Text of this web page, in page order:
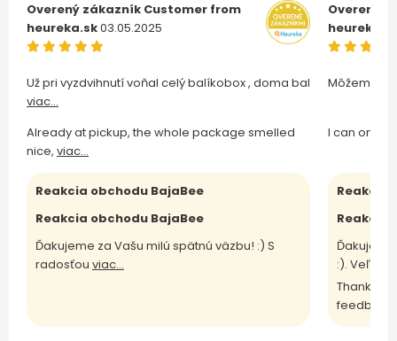
Overený zákazník Customer from
heureka.sk03.05.2025
Už pri vyzdvihnutí voňal celý balíkobox , doma bal
viac...
Already at pickup, the whole package smelled
nice, viac...
Reakcia obchodu BajaBee
Reakcia obchodu BajaBee
Ďakujeme za Vašu milú spätnú väzbu! :) S
radosťou viac...
Overený
Môžem len
I can only
Reakcia
Reakcia
:). Veľm
Thank
feedback